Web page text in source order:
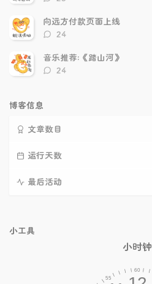
数：
向远方付款页面上线
评
数：
24
音乐推荐:《踏山河》
评
24
博客信息
文章数目
运行天数
最后活动
小工具
小时钟